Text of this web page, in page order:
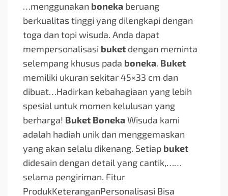
…menggunakan boneka beruang
berkualitas tinggi yang dilengkapi dengan
toga dan topi wisuda. Anda dapat
mempersonalisasi buket dengan meminta
selempang khusus pada boneka. Buket
memiliki ukuran sekitar 45×33 cm dan
dibuat…Hadirkan kebahagiaan yang lebih
spesial untuk momen kelulusan yang
berharga! Buket BonekaWisuda kami
adalah hadiah unik dan menggemaskan
yang akan selalu dikenang. Setiap buket
didesain dengan detail yang cantik,……
selama pengiriman. Fitur
ProdukKeteranganPersonalisasi Bisa